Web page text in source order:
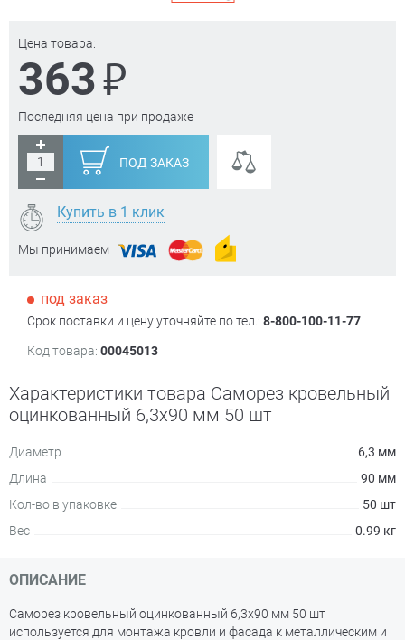
Цена товара:
363₽
Последняя цена при продаже
ПОД ЗАКАЗ
Купить в 1 клик
Мы принимаем
под заказ
Срок поставки и цену уточняйте по тел.: 8-800-100-11-77
Код товара: 00045013
Характеристики товара Саморез кровельный
оцинкованный 6,3х90 мм 50 шт
Диаметр
6,3 мм
Длина
90 мм
Кол-во в упаковке
50 шт
Вес
0.99 кг
ОПИСАНИЕ
Саморез кровельный оцинкованный 6,3х90 мм 50 шт
используется для монтажа кровли и фасада к металлическим и